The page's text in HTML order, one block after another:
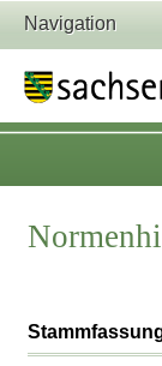
Navigation